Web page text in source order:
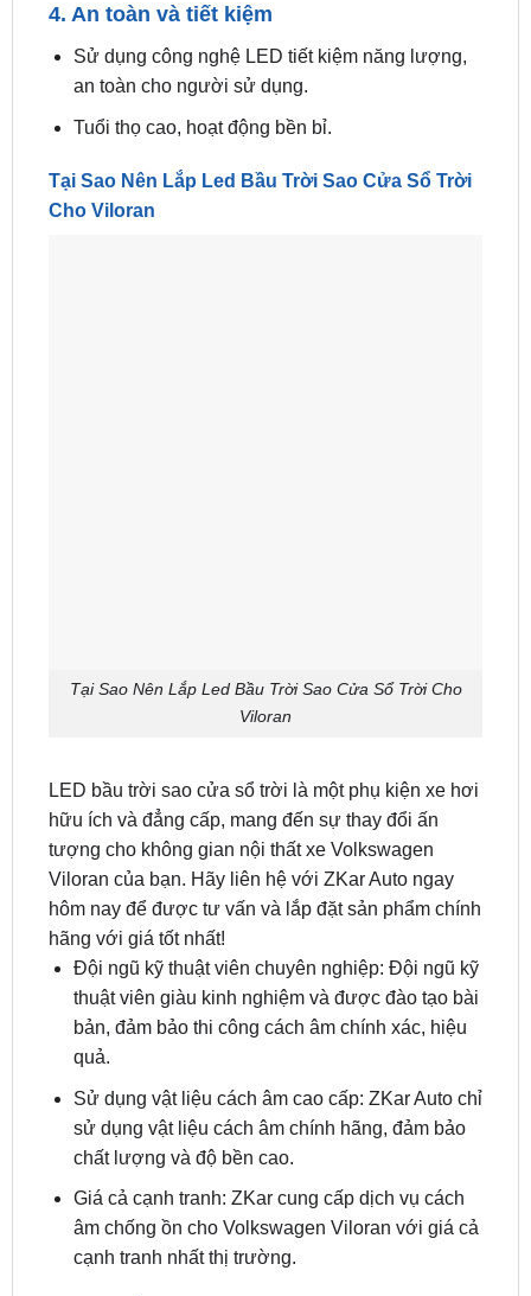
4. An toàn và tiết kiệm
Sử dụng công nghệ LED tiết kiệm năng lượng,
an toàn cho người sử dụng.
Tuổi thọ cao, hoạt động bền bỉ.
Tại Sao Nên Lắp Led Bầu Trời Sao Cửa Sổ Trời
Cho Viloran
Tại Sao Nên Lắp Led Bầu Trời Sao Cửa Sổ Trời Cho
Viloran
LED bầu trời sao cửa sổ trời là một phụ kiện xe hơi
hữu ích và đẳng cấp, mang đến sự thay đổi ấn
tượng cho không gian nội thất xe Volkswagen
Viloran của bạn. Hãy liên hệ với ZKar Auto ngay
hôm nay để được tư vấn và lắp đặt sản phẩm chính
hãng với giá tốt nhất!
Đội ngũ kỹ thuật viên chuyên nghiệp: Đội ngũ kỹ
thuật viên giàu kinh nghiệm và được đào tạo bài
bản, đảm bảo thi công cách âm chính xác, hiệu
quả.
Sử dụng vật liệu cách âm cao cấp: ZKar Auto chỉ
sử dụng vật liệu cách âm chính hãng, đảm bảo
chất lượng và độ bền cao.
Giá cả cạnh tranh: ZKar cung cấp dịch vụ cách
âm chống ồn cho Volkswagen Viloran với giá cả
cạnh tranh nhất thị trường.